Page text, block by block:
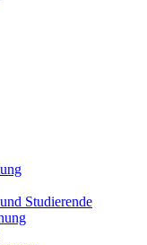
Studierende